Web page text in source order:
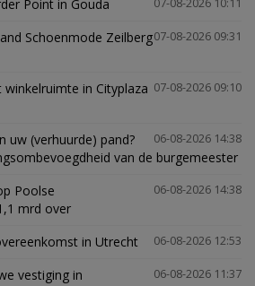
07-08-2026 10:11
Point in Gouda
07-08-2026 09:31
Schoenmode Zeilberg
07-08-2026 09:10
winkelruimte in Cityplaza
06-08-2026 14:38
uw (verhuurde) pand?
van de burgemeester
06-08-2026 14:38
Poolse
mrd over
06-08-2026 12:53
in Utrecht
06-08-2026 11:37
vestiging in